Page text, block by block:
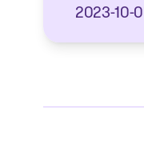
2023-10-